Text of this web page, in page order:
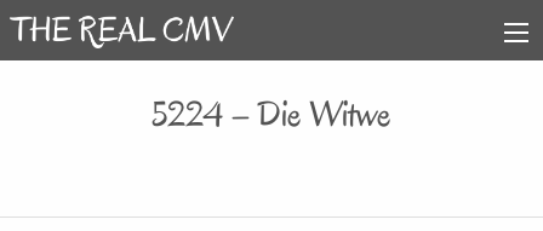
5224 – Die Witwe